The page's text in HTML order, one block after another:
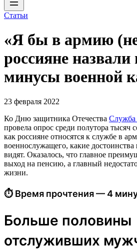
Статьи
«Я бы в армию
россияне
минусы военной
23 февраля 2022
Ко Дню защитника Отечества Служба
провела опрос среди полутора тысяч
как россияне относятся к службе в
военнослужащего, какие достоинства
видят. Оказалось, что главное
выход на пенсию, а главный
жизни.
⏱ Время прочтения — 4
Больше половины
отслуживших